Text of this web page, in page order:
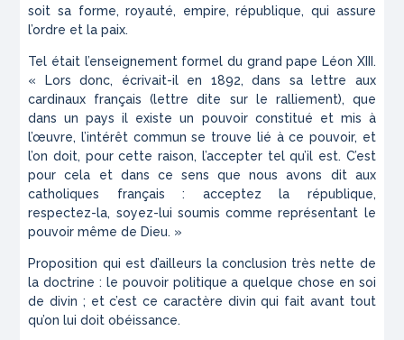
soit sa forme, royauté, empire, république, qui assure
l’ordre et la paix.
Tel était l’enseignement formel du grand pape Léon XIII.
« Lors donc, écrivait-il en 1892, dans sa lettre aux
cardinaux français (lettre dite sur le ralliement), que
dans un pays il existe un pouvoir constitué et mis à
l’œuvre, l’intérêt commun se trouve lié à ce pouvoir, et
l’on doit, pour cette raison, l’accepter tel qu’il est. C’est
pour cela et dans ce sens que nous avons dit aux
catholiques français : acceptez la république,
respectez-la, soyez-lui soumis comme représentant le
pouvoir même de Dieu. »
Proposition qui est d’ailleurs la conclusion très nette de
la doctrine : le pouvoir politique a quelque chose en soi
de divin ; et c’est ce caractère divin qui fait avant tout
qu’on lui doit obéissance.